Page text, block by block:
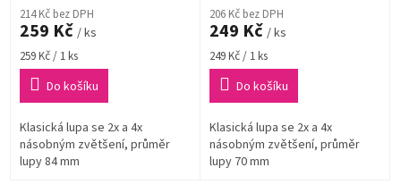
214 Kč bez DPH
259 Kč / ks
Měrná
cena:
259 Kč / 1 ks
Do košíku
Klasická lupa se 2x a 4x
násobným zvětšení, průměr
lupy 84 mm
206 Kč bez DPH
249 Kč / ks
Měrná
cena:
249 Kč / 1 ks
Do košíku
Klasická lupa se 2x a 4x
násobným zvětšení, průměr
lupy 70 mm